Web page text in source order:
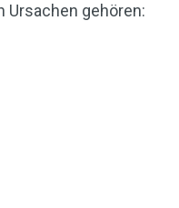
Ursachen gehören: